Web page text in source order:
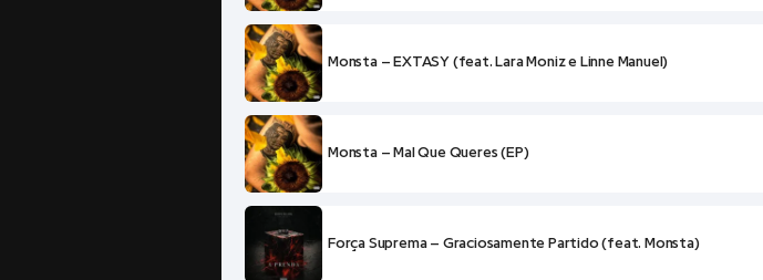
Monsta – EXTASY (feat. Lara Moniz e Linne Manuel)
Monsta – Mal Que Queres (EP)
Força Suprema – Graciosamente Partido (feat. Monsta)